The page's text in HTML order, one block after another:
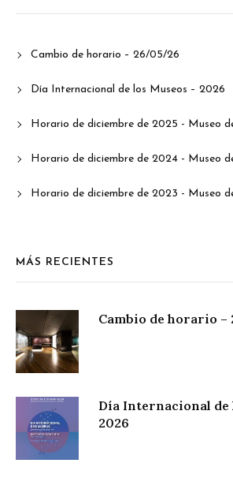
Cambio de horario – 26/05/26
Día Internacional de los Museos – 2026
Horario de diciembre de 2025 - Museo
Horario de diciembre de 2024 - Museo
Horario de diciembre de 2023 - Museo
MÁS RECIENTES
Cambio de horario
Día Internacional de
2026